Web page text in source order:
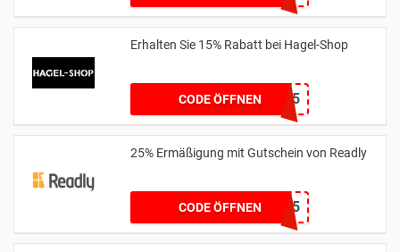
Erhalten Sie 15% Rabatt bei Hagel-Shop
CODE ÖFFNENHAGEL15
25% Ermäßigung mit Gutschein von Readly
CODE ÖFFNENBOOTS25